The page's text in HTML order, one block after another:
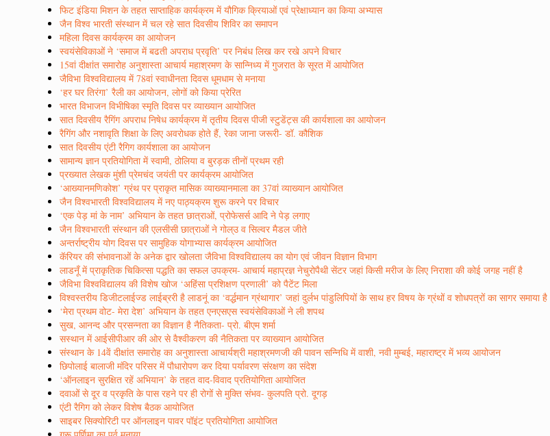
फिट इंडिया मिशन के तहत साप्ताहिक कार्यक्रम में यौगिक क्रियाओं एवं प्रेक्षाध्यान का किया अभ्यास
जैन विश्व भारती संस्थान में चल रहे सात दिवसीय शिविर का समापन
महिला दिवस कार्यक्रम का आयोजन
स्वयंसेविकाओं ने ‘समाज में बढती अपराध प्रवृति’ पर निबंध लिख कर रखे अपने विचार
15वां दीक्षांत समारोह अनुशास्ता आचार्य महाश्रमण के सान्निध्य में गुजरात के सूरत में आयोजित
जैविभा विश्वविद्यालय में 78वां स्वाधीनता दिवस धूमधाम से मनाया
‘हर घर तिरंगा’ रैली का आयोजन, लोगों को किया प्रेरित
भारत विभाजन विभीषिका स्मृति दिवस पर व्याख्यान आयोजित
सात दिवसीय रैगिंग अपराध निषेध कार्यक्रम में तृतीय दिवस पीजी स्टुडेंट्स की कार्यशाला का आयोजन
रैगिंग और नशावृति शिक्षा के लिए अवरोधक होते हैं, रेका जाना जरूरी- डॉ. कौशिक
सात दिवसीय एंटी रैगिग कार्यशाला का आयोजन
सामान्य ज्ञान प्रतियोगिता में स्वामी, ठोलिया व बुरड़क तीनों प्रथम रही
प्रख्यात लेखक मुंशी प्रेमचंद जयंती पर कार्यक्रम आयोजित
‘आख्यानमणिकोश’ ग्रंथ पर प्राकृत मासिक व्याख्यानमाला का 37वां व्याख्यान आयोजित
जैन विश्वभारती विश्वविद्यालय में नए पाठ्यक्रम शुरू करने पर विचार
‘एक पेड़ मां के नाम’ अभियान के तहत छात्राओं, प्रोफेसर्स आदि ने पेड़ लगाए
जैन विश्वभारती संस्थान की एलसीसी छात्राओं ने गोल्उ व सिल्वर मैडल जीते
अन्तर्राष्ट्रीय योग दिवस पर सामुहिक योगाभ्यास कार्यक्रम आयोजित
कॅरियर की संभावनाओं के अनेक द्वार खोलता जैविभा विश्वविद्यालय का योग एवं जीवन विज्ञान विभाग
लाडनूँ में प्राकृतिक चिकित्सा पद्धति का सफल उपक्रम- आचार्य महाप्रज्ञ नेचुरोपैथी सेंटर जहां किसी मरीज के लिए निराशा की कोई जगह नहीं है
जैविभा विश्वविद्यालय की विशेष खोज ‘अहिंसा प्रशिक्षण प्रणाली’ को पैटेंट मिला
विश्वस्तरीय डिजीटलाईज्ड लाईब्ररी है लाडनूं का ‘वर्द्धमान ग्रंथागार’ जहां दुर्लभ पांडुलिपियों के साथ हर विषय के ग्रंथों व शोधपत्रों का सागर समाया है
‘मेरा प्रथम वोट- मेरा देश’ अभियान के तहत एनएसएस स्वयंसेविकाओं ने ली शपथ
सुख, आनन्द और प्रसन्नता का विज्ञान है नैतिकता- प्रो. बीएम शर्मा
सस्थान में आईसीपीआर की ओर से वैश्वीकरण की नैतिकता पर व्याख्यान आयोजित
संस्थान के 14वें दीक्षांत समारोह का अनुशास्ता आचार्यश्री महाश्रमणजी की पावन सन्निधि में वाशी, नवी मुम्बई, महाराष्ट्र में भव्य आयोजन
छिपोलाई बालाजी मंदिर परिसर में पौधारोपण कर दिया पर्यावरण संरक्षण का संदेश
‘ऑनलाइन सुरक्षित रहें अभियान’ के तहत वाद-विवाद प्रतियोगिता आयोजित
दवाओं से दूर व प्रकृति के पास रहने पर ही रोगों से मुक्ति संभव- कुलपति प्रो. दूगड़
एंटी रैगिग को लेकर विशेष बैठक आयोजित
साइबर सिक्योरिटी पर ऑनलाइन पावर पॉइंट प्रतियोगिता आयोजित